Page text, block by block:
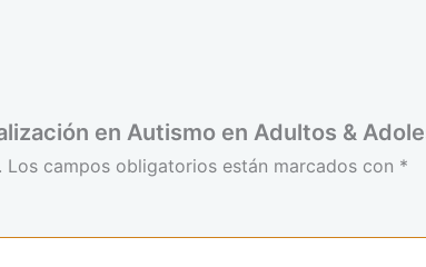
en Autismo en Adultos &
Los campos obligatorios están marcados con *